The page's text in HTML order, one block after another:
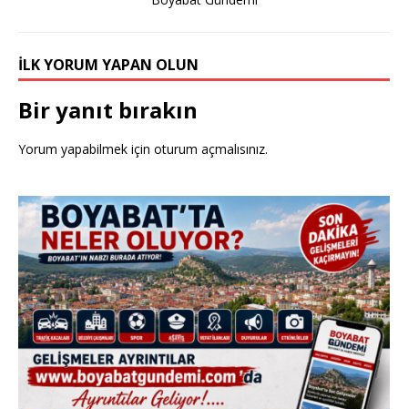
İLK YORUM YAPAN OLUN
Bir yanıt bırakın
Yorum yapabilmek için oturum açmalısınız.